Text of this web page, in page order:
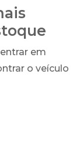
em
o veículo